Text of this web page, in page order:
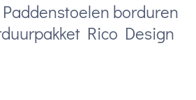
borduren
Rico Design